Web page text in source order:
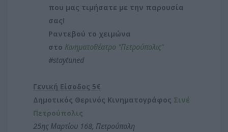
που μας τιμήσατε με την παρουσία
σας!
Ραντεβού το χειμώνα
στο Κινηματοθέατρο "Πετρούπολις"
#staytuned
Γενική Είσοδος 5€
Δημοτικός Θερινός Κινηματογράφος Σινέ
Πετρούπολις
25ης Μαρτίου 168, Πετρούπολη